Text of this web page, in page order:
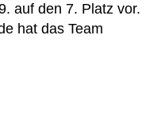
auf den 7. Platz vor.
hat das Team